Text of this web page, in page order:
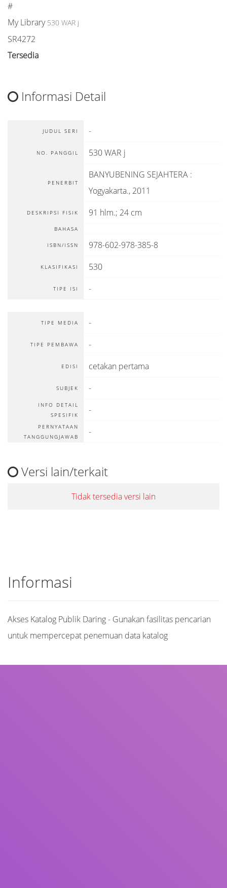
#
My Library 530 WAR j
SR4272
Tersedia
Informasi Detail
JUDUL SERI -
NO. PANGGIL 530 WAR j
PENERBIT
BANYUBENING SEJAHTERA :
Yogyakarta., 2011
DESKRIPSI FISIK 91 hlm.; 24 cm
BAHASA
ISBN/ISSN 978-602-978-385-8
KLASIFIKASI 530
TIPE ISI -
TIPE MEDIA -
TIPE PEMBAWA -
EDISI cetakan pertama
SUBJEK -
INFO DETAIL
SPESIFIK
-
PERNYATAAN
TANGGUNGJAWAB
-
Versi lain/terkait
Tidak tersedia versi lain
Informasi
Akses Katalog Publik Daring - Gunakan fasilitas pencarian
untuk mempercepat penemuan data katalog